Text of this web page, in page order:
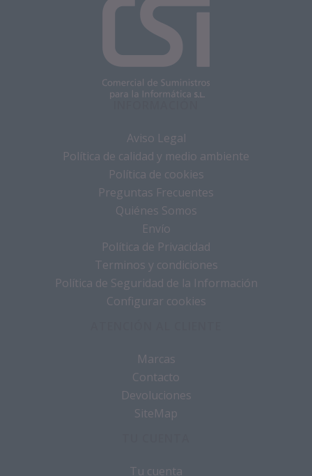
Aviso Legal
Política de calidad y medio ambiente
Política de cookies
Preguntas Frecuentes
Quiénes Somos
Envío
Política de Privacidad
Terminos y condiciones
Política de Seguridad de la Información
Configurar cookies
Marcas
Contacto
Devoluciones
SiteMap
Tu cuenta